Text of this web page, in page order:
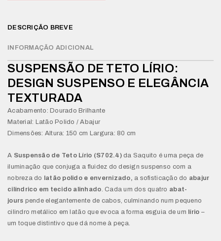
DESCRIÇÃO BREVE
INFORMAÇÃO ADICIONAL
SUSPENSÃO DE TETO LÍRIO:
DESIGN SUSPENSO E ELEGÂNCIA
TEXTURADA
Acabamento: Dourado Brilhante
Material: Latão Polido / Abajur
Dimensões: Altura: 150 cm Largura: 80 cm
A Suspensão de Teto Lírio (S702.4)da Saquito é uma peça de
iluminação que conjuga a fluidez do design suspenso com a
nobreza do latão polido e envernizado, a sofisticação do abajur
cilíndrico em tecido alinhado . Cada um dos quatro abat-
jours pende elegantemente de cabos, culminando num pequeno
cilindro metálico em latão que evoca a forma esguia de um lírio –
um toque distintivo que dá nome à peça.